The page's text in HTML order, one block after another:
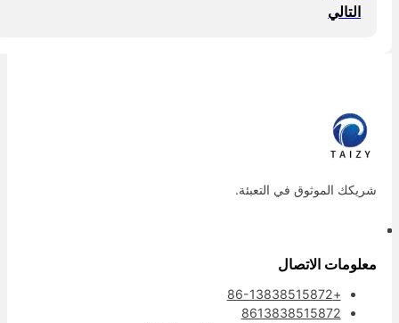
التالي
شريكك الموثوق في التعبئة.
معلومات الاتصال
8613838515872